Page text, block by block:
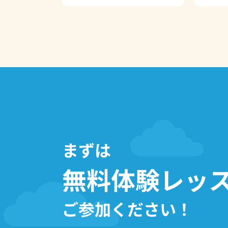
まずは
無料体験レッ
ご参加ください！